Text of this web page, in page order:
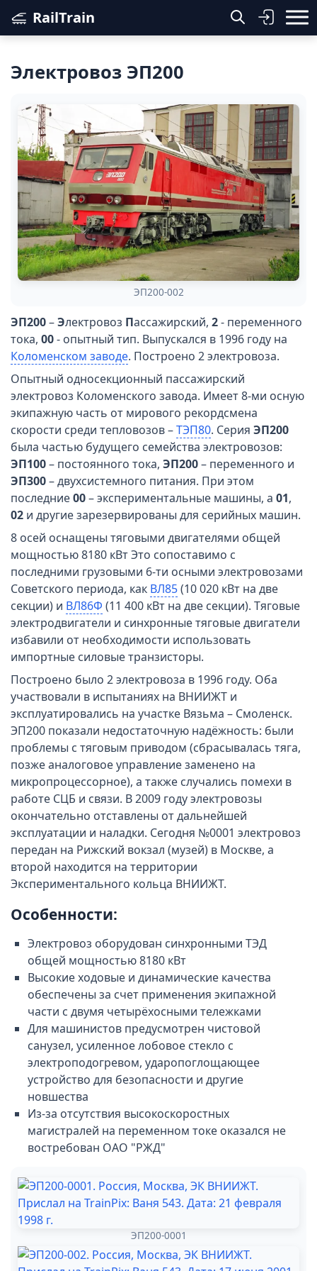
RailTrain
Электровоз ЭП200
ЭП200-002
ЭП200–Электровоз Пассажирский, 2- переменного
тока, 00- опытный тип. Выпускался в 1996 году на
Коломенском заводе. Построено 2 электровоза.
Опытный односекционный пассажирский
электровоз Коломенского завода. Имеет 8-ми осную
экипажную часть от мирового рекордсмена
скорости среди тепловозов –ТЭП80. Серия ЭП200
была частью будущего семейства электровозов:
ЭП100– постоянного тока, ЭП200– переменного и
ЭП300– двухсистемного питания. При этом
последние00– экспериментальные машины, а 01,
02 и другие зарезервированы для серийных машин.
8 осей оснащены тяговыми двигателями общей
мощностью 8180 кВт Это сопоставимо с
последними грузовыми 6-ти осными электровозами
Советского периода, как ВЛ85(10 020 кВт на две
секции) и ВЛ86Ф (11 400 кВт на две секции). Тяговые
электродвигатели и синхронные тяговые двигатели
избавили от необходимости использовать
импортные силовые транзисторы.
Построено было 2 электровоза в 1996 году. Оба
участвовали в испытаниях на ВНИИЖТ и
эксплуатировались на участке Вязьма – Смоленск.
ЭП200 показали недостаточную надёжность: были
проблемы с тяговым приводом (сбрасывалась тяга,
позже аналоговое управление заменено на
микропроцессорное), а также случались помехи в
работе СЦБ и связи. В 2009 году электровозы
окончательно отставлены от дальнейшей
эксплуатации и наладки. Сегодня №0001 электровоз
передан на Рижский вокзал (музей) в Москве, а
второй находится на территории
Экспериментального кольца ВНИИЖТ.
Особенности:
Электровоз оборудован синхронными ТЭД
общей мощностью 8180 кВт
Высокие ходовые и динамические качества
обеспечены за счет применения экипажной
части с двумя четырёхосными тележками
Для машинистов предусмотрен чистовой
санузел, усиленное лобовое стекло с
электроподогревом, ударопоглощающее
устройство для безопасности и другие
новшества
Из-за отсутствия высокоскоростных
магистралей на переменном токе оказался не
востребован ОАО "РЖД"
ЭП200-0001